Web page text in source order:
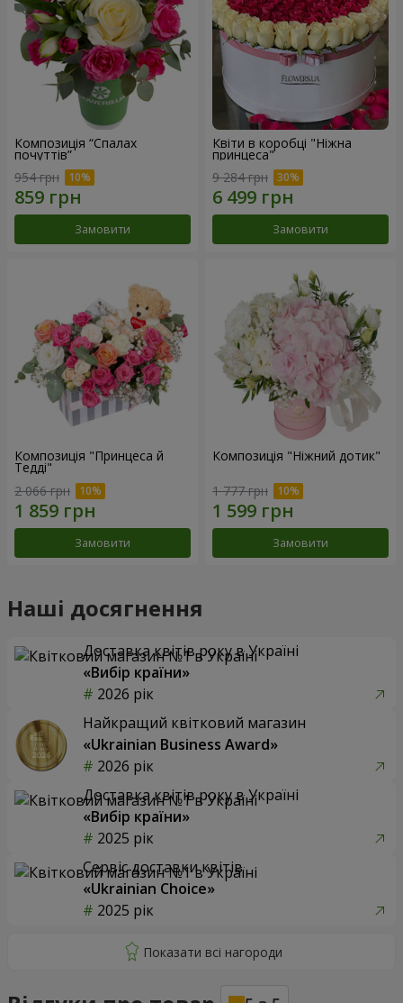
Композиція “Спалах
почуттів”
954 грн
Замовити
Квіти в коробці "Ніжна
принцеса"
9 284 грн
Замовити
Композиція "Принцеса й
Тедді"
2 066 грн
Замовити
Композиція "Ніжний дотик"
1 777 грн
Замовити
Наші досягнення
Доставка квітів року в Україні
«Вибір країни»
2026 рік
Найкращий квітковий магазин
«Ukrainian Business Award»
2026 рік
Доставка квітів року в Україні
«Вибір країни»
2025 рік
Сервіс доставки квітів
«Ukrainian Choice»
2025 рік